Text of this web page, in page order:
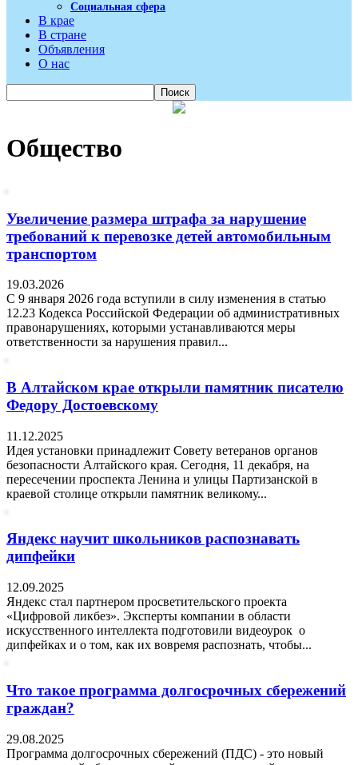
Социальная сфера
В крае
В стране
Объявления
О нас
Общество
Увеличение размера штрафа за нарушение
требований к перевозке детей автомобильным
транспортом
19.03.2026
C 9 января 2026 года вступили в силу изменения в статью
12.23 Кодекса Российской Федерации об административных
правонарушениях, которыми устанавливаются меры
ответственности за нарушения правил...
В Алтайском крае открыли памятник писателю
Федору Достоевскому
11.12.2025
Идея установки принадлежит Совету ветеранов органов
безопасности Алтайского края. Сегодня, 11 декабря, на
пересечении проспекта Ленина и улицы Партизанской в
краевой столице открыли памятник великому...
Яндекс научит школьников распознавать
дипфейки
12.09.2025
Яндекс стал партнером просветительского проекта
«Цифровой ликбез». Эксперты компании в области
искусственного интеллекта подготовили видеоурок о
дипфейках и о том, как их вовремя распознать, чтобы...
Что такое программа долгосрочных сбережений
граждан?
29.08.2025
Программа долгосрочных сбережений (ПДС) - это новый